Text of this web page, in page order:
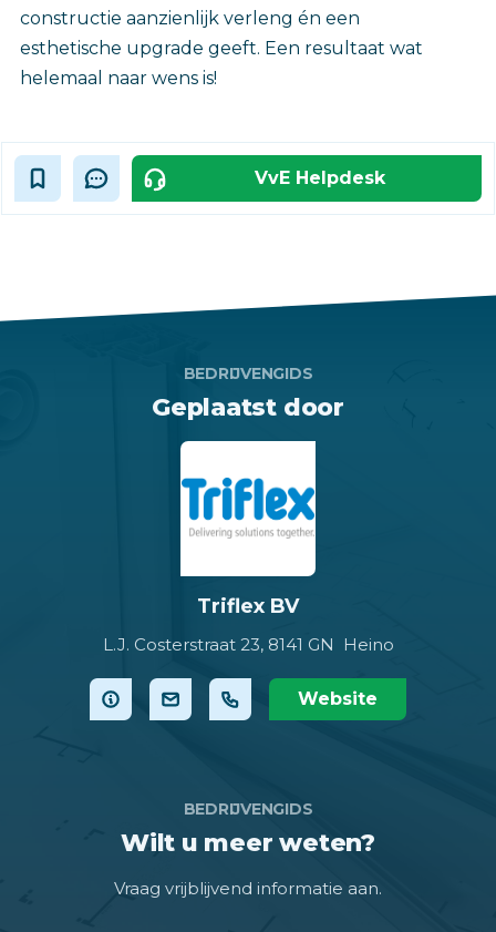
constructie aanzienlijk verleng én een
esthetische upgrade geeft. Een resultaat wat
helemaal naar wens is!
VvE Helpdesk
BEDRIJVENGIDS
Geplaatst door
Triflex BV
L.J. Costerstraat 23, 8141 GN Heino
Website
BEDRIJVENGIDS
Wilt u meer weten?
Vraag vrijblijvend informatie aan.